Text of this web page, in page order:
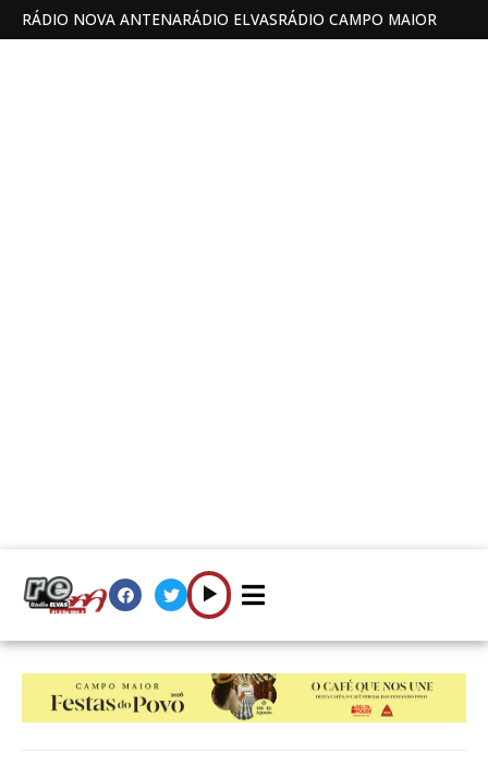
RÁDIO NOVA ANTENARÁDIO ELVASRÁDIO CAMPO MAIOR